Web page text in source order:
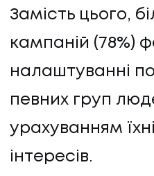
Замість цього,
кампаній (78%)
налаштуванні
певних груп
урахуванням
інтересів.